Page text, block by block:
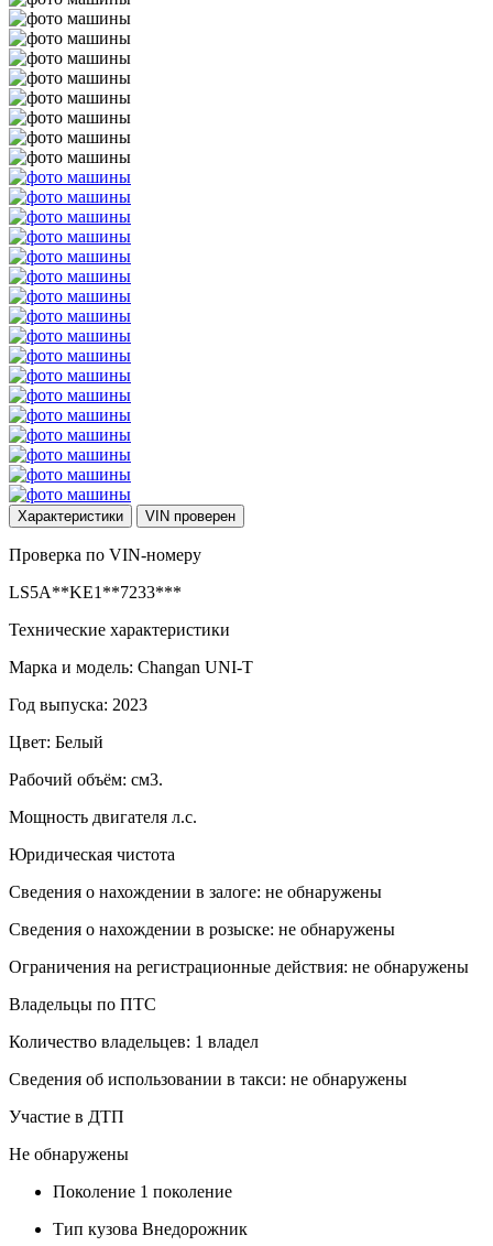
Характеристики VIN проверен
Проверка по VIN-номеру
LS5A**KE1**7233***
Технические характеристики
Марка и модель: Changan UNI-T
Год выпуска: 2023
Цвет: Белый
Рабочий объём: см3.
Мощность двигателя л.с.
Юридическая чистота
Сведения о нахождении в залоге: не обнаружены
Сведения о нахождении в розыске: не обнаружены
Ограничения на регистрационные действия: не обнаружены
Владельцы по ПТС
Количество владельцев: 1 владел
Сведения об использовании в такси: не обнаружены
Участие в ДТП
Не обнаружены
Поколение 1 поколение
Тип кузова Внедорожник